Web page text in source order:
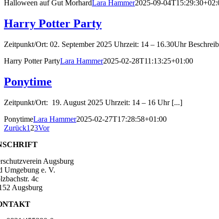
Halloween auf Gut MorhardLara Hammer2025-09-
Harry Potter Party
Zeitpunkt/Ort: 02. September 2025 Uhrzeit: 14 – 16.30Uhr
Harry Potter PartyLara Hammer2025-02-28T11:13:25+01:00
Ponytime
Zeitpunkt/Ort: 19. August 2025 Uhrzeit: 14 – 16 Uhr [...]
PonytimeLara Hammer2025-02-27T17:28:58+01:00
Zurück1 23Vor
Augsburg
Umgebung e. V.
4c
Augsburg